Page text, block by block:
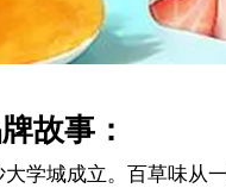
故事：
学城成立。百草味从